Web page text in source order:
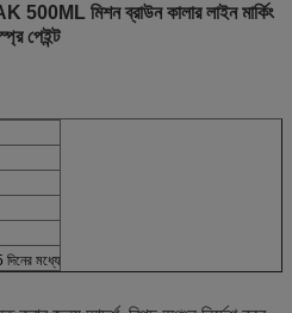
মিশন ব্রাউন কালার লাইন মার্কিং
পেইন্ট
মধ্যে